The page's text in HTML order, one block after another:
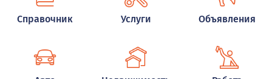
Справочник Услуги Объявления